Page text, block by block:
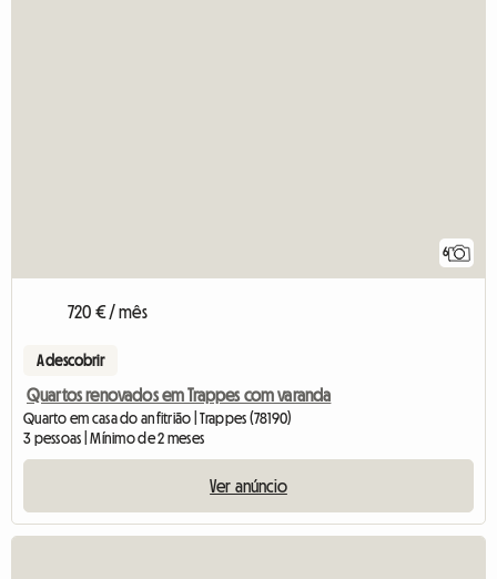
6
720 € / mês
A descobrir
Quartos renovados em Trappes com varanda
Quarto em casa do anfitrião | Trappes (78190)
3 pessoas | Mínimo de 2 meses
Ver anúncio